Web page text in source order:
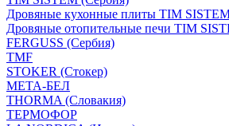
Дровяные кухонные плиты TIM
Дровяные отопительные печи TIM
FERGUSS (Сербия)
TMF
STOKER (Стокер)
МЕТА-БЕЛ
THORMA (Словакия)
ТЕРМОФОР